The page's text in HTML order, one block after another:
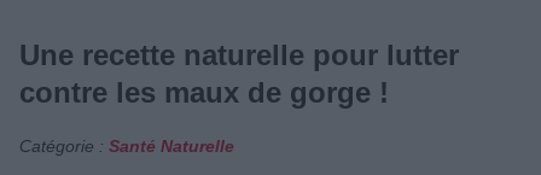
Une recette naturelle pour lutter
contre les maux de gorge !
Catégorie : Santé Naturelle